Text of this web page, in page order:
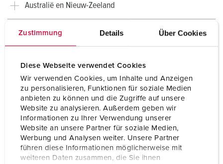
Zustimmung Details Über Cookies
Diese Webseite verwendet Cookies
Wir verwenden Cookies, um Inhalte und Anzeigen
zu personalisieren, Funktionen für soziale Medien
anbieten zu können und die Zugriffe auf unsere
Website zu analysieren. Außerdem geben wir
Informationen zu Ihrer Verwendung unserer
Website an unsere Partner für soziale Medien,
Werbung und Analysen weiter. Unsere Partner
führen diese Informationen möglicherweise mit
weiteren Daten zusammen, die Sie ihnen
Australië en Nieuw-Zeeland
Afrika